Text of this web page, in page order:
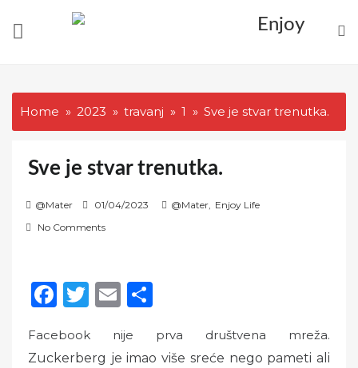
Home 2023 travanj 1 Sve je stvar trenutka.
Sve je stvar trenutka.
@Mater
o
e
n
01/04/2023 @Mater, Enjoy Life
No Comments
F
c
T
it
E
ai
ar
Facebook nije prva društvena mreža.
Zuckerberg je imao više sreće nego pameti ali